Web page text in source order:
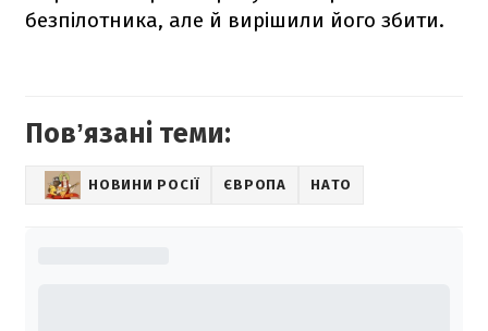
безпілотника, але й вирішили його збити.
Повʼязані теми:
НОВИНИ РОСІЇ ЄВРОПА НАТО